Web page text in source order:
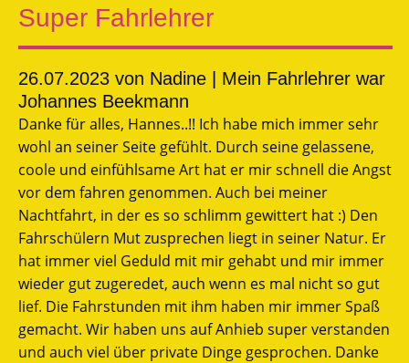
Super Fahrlehrer
26.07.2023 von Nadine | Mein Fahrlehrer war
Johannes Beekmann
Danke für alles, Hannes..!! Ich habe mich immer sehr
wohl an seiner Seite gefühlt. Durch seine gelassene,
coole und einfühlsame Art hat er mir schnell die Angst
vor dem fahren genommen. Auch bei meiner
Nachtfahrt, in der es so schlimm gewittert hat :) Den
Fahrschülern Mut zusprechen liegt in seiner Natur. Er
hat immer viel Geduld mit mir gehabt und mir immer
wieder gut zugeredet, auch wenn es mal nicht so gut
lief. Die Fahrstunden mit ihm haben mir immer Spaß
gemacht. Wir haben uns auf Anhieb super verstanden
und auch viel über private Dinge gesprochen. Danke